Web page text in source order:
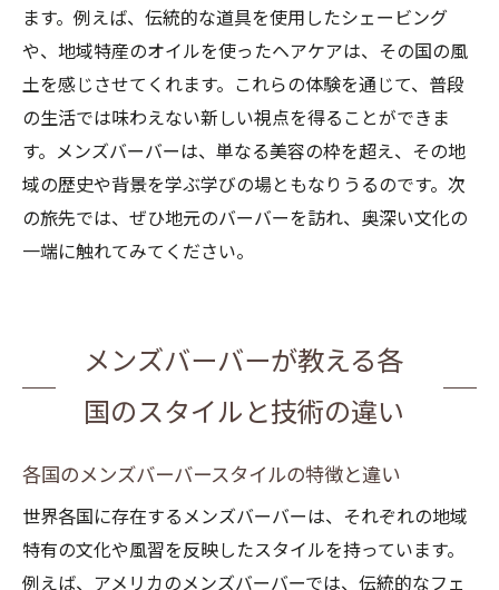
ます。例えば、伝統的な道具を使用したシェービング
や、地域特産のオイルを使ったヘアケアは、その国の風
土を感じさせてくれます。これらの体験を通じて、普段
の生活では味わえない新しい視点を得ることができま
す。メンズバーバーは、単なる美容の枠を超え、その地
域の歴史や背景を学ぶ学びの場ともなりうるのです。次
の旅先では、ぜひ地元のバーバーを訪れ、奥深い文化の
一端に触れてみてください。
メンズバーバーが教える各
国のスタイルと技術の違い
各国のメンズバーバースタイルの特徴と違い
世界各国に存在するメンズバーバーは、それぞれの地域
特有の文化や風習を反映したスタイルを持っています。
例えば、アメリカのメンズバーバーでは、伝統的なフェ